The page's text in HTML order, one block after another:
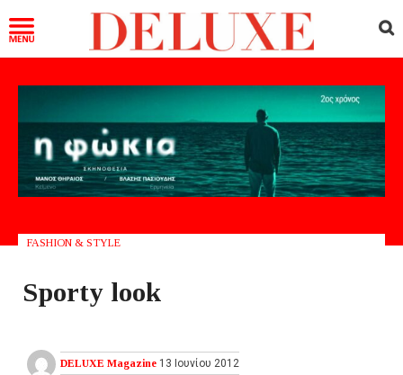
FASHION & STYLE
Sporty look
DELUXE Magazine 13 Ιουνίου 2012